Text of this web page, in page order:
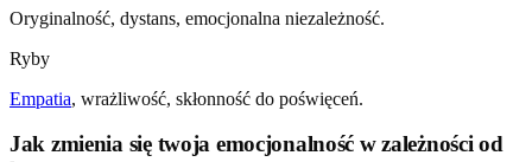
Oryginalność, dystans, emocjonalna niezależność.
Ryby
Empatia, wrażliwość, skłonność do poświęceń.
Jak zmienia się twoja emocjonalność w zależności od